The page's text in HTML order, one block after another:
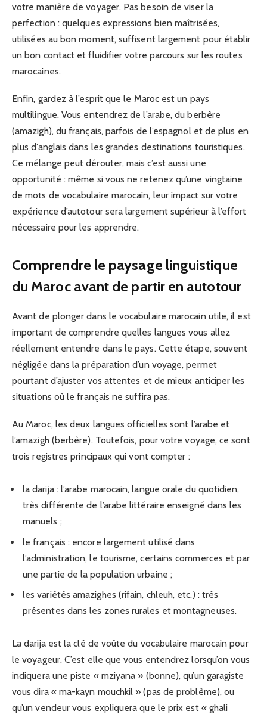
votre manière de voyager. Pas besoin de viser la
perfection : quelques expressions bien maîtrisées,
utilisées au bon moment, suffisent largement pour établir
un bon contact et fluidifier votre parcours sur les routes
marocaines.
Enfin, gardez à l’esprit que le Maroc est un pays
multilingue. Vous entendrez de l’arabe, du berbère
(amazigh), du français, parfois de l’espagnol et de plus en
plus d’anglais dans les grandes destinations touristiques.
Ce mélange peut dérouter, mais c’est aussi une
opportunité : même si vous ne retenez qu’une vingtaine
de mots de vocabulaire marocain, leur impact sur votre
expérience d’autotour sera largement supérieur à l’effort
nécessaire pour les apprendre.
Comprendre le paysage linguistique
du Maroc avant de partir en autotour
Avant de plonger dans le vocabulaire marocain utile, il est
important de comprendre quelles langues vous allez
réellement entendre dans le pays. Cette étape, souvent
négligée dans la préparation d’un voyage, permet
pourtant d’ajuster vos attentes et de mieux anticiper les
situations où le français ne suffira pas.
Au Maroc, les deux langues officielles sont l’arabe et
l’amazigh (berbère). Toutefois, pour votre voyage, ce sont
trois registres principaux qui vont compter :
la darija : l’arabe marocain, langue orale du quotidien,
très différente de l’arabe littéraire enseigné dans les
manuels ;
le français : encore largement utilisé dans
l’administration, le tourisme, certains commerces et par
une partie de la population urbaine ;
les variétés amazighes (rifain, chleuh, etc.) : très
présentes dans les zones rurales et montagneuses.
La darija est la clé de voûte du vocabulaire marocain pour
le voyageur. C’est elle que vous entendrez lorsqu’on vous
indiquera une piste « mziyana » (bonne), qu’un garagiste
vous dira « ma-kayn mouchkil » (pas de problème), ou
qu’un vendeur vous expliquera que le prix est « ghali